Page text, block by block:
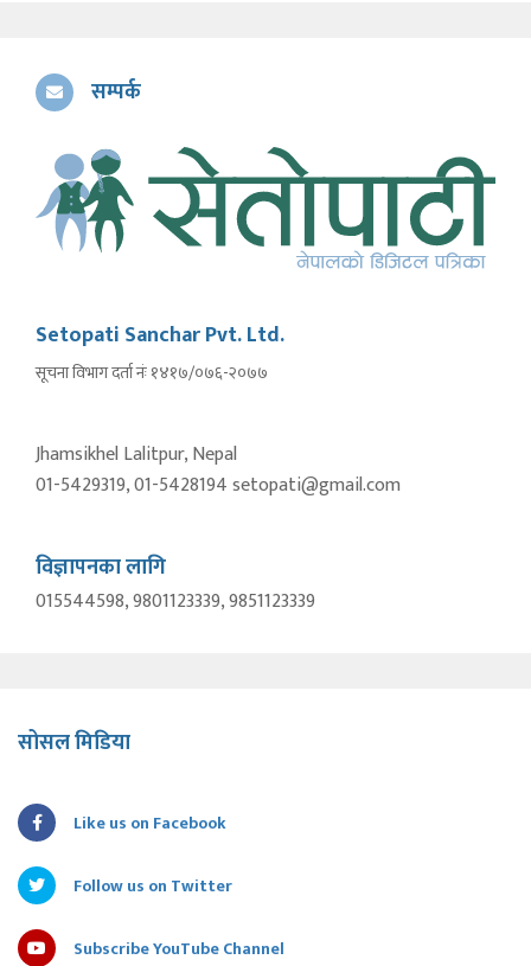
सम्पर्क
Setopati Sanchar Pvt. Ltd.
सूचना विभाग दर्ता नंः १४१७/०७६-२०७७
Jhamsikhel Lalitpur, Nepal
01-5429319, 01-5428194 setopati@gmail.com
विज्ञापनका लागि
015544598, 9801123339, 9851123339
सोसल मिडिया
Like us on Facebook
Follow us on Twitter
Subscribe YouTube Channel